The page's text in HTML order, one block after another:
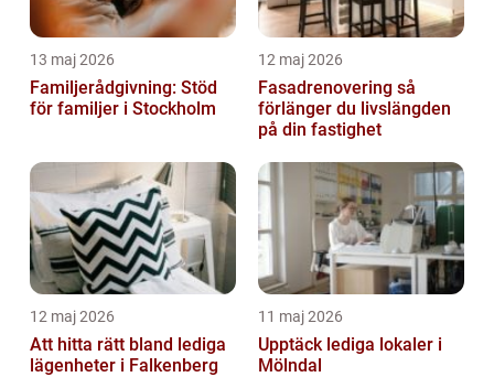
13 maj 2026
Familjerådgivning: Stöd
för familjer i Stockholm
12 maj 2026
Fasadrenovering så
förlänger du livslängden
på din fastighet
12 maj 2026
Att hitta rätt bland lediga
lägenheter i Falkenberg
11 maj 2026
Upptäck lediga lokaler i
Mölndal